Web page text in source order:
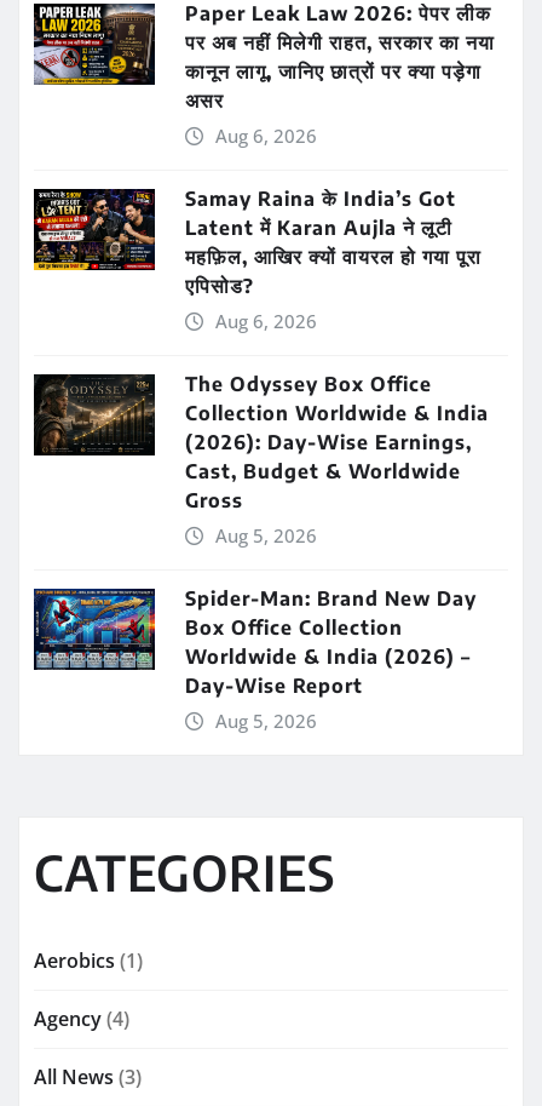
Paper Leak Law 2026: पेपर लीक
पर अब नहीं मिलेगी राहत, सरकार का नया
कानून लागू, जानिए छात्रों पर क्या पड़ेगा
असर
Aug 6, 2026
Samay Raina के India’s Got
Latent में Karan Aujla ने लूटी
महफ़िल, आखिर क्यों वायरल हो गया पूरा
एपिसोड?
Aug 6, 2026
The Odyssey Box Office
Collection Worldwide & India
(2026): Day-Wise Earnings,
Cast, Budget & Worldwide
Gross
Aug 5, 2026
Spider-Man: Brand New Day
Box Office Collection
Worldwide & India (2026) –
Day-Wise Report
Aug 5, 2026
CATEGORIES
Aerobics (1)
Agency(4)
All News (3)